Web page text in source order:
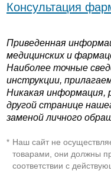
Консультация
Приведенная
медицинских и
Наиболее точные
инструкции,
Никакая информация,
другой странице
заменой личного
* Наш сайт не
товарами, они должны
соответствии с